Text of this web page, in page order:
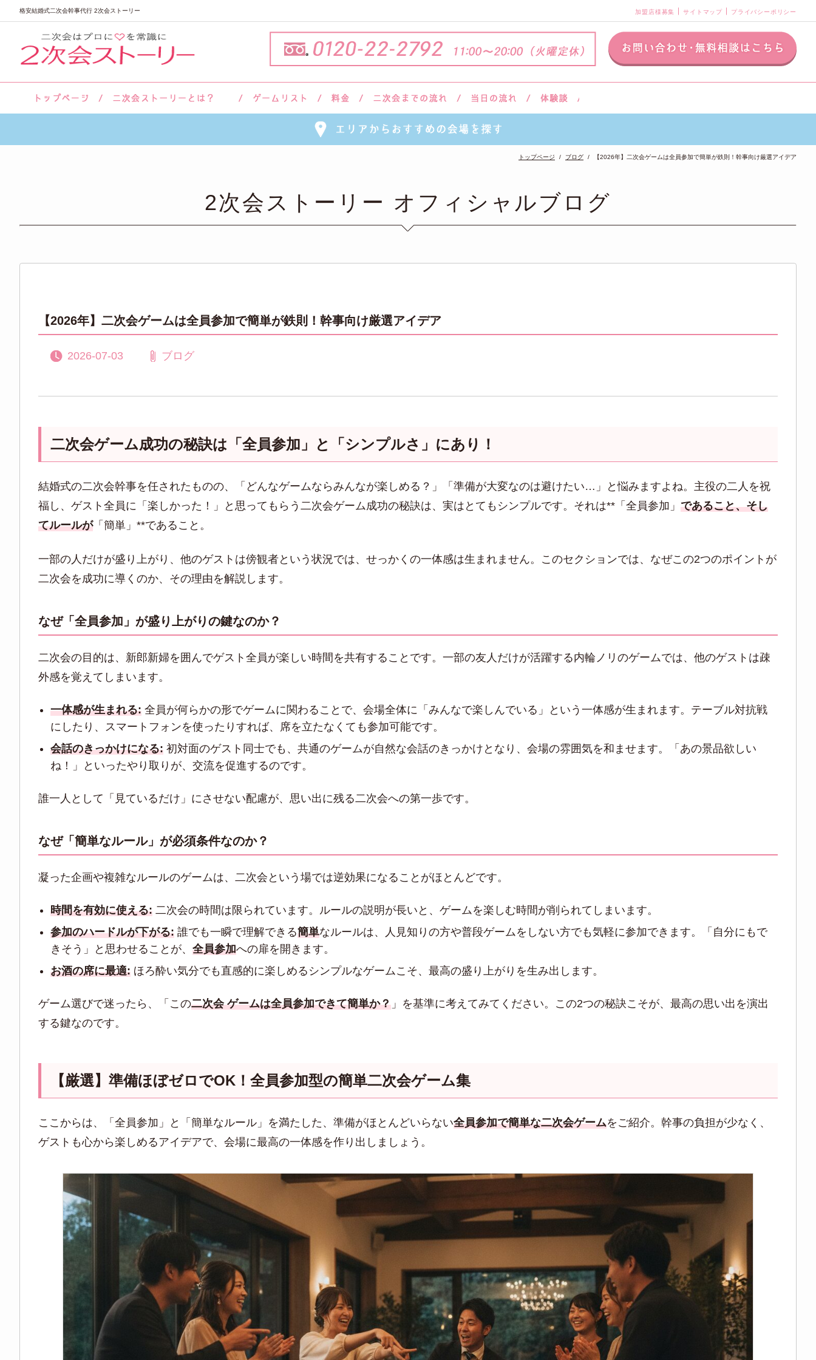
格安結婚式二次会幹事代行 2次会ストーリー 加盟店様募集 サイトマップ プライバシーポリシー
トップページ ブログ 【2026年】二次会ゲームは全員参加で簡単が鉄則！幹事向け厳選アイデア
2次会ストーリー オフィシャルブログ
【2026年】二次会ゲームは全員参加で簡単が鉄則！幹事向け厳選アイデア
2026-07-03 ブログ
二次会ゲーム成功の秘訣は「全員参加」と「シンプルさ」にあり！
結婚式の二次会幹事を任されたものの、「どんなゲームならみんなが楽しめる？」「準備が大変なのは避けたい…」と悩みますよね。主役の二人を祝
福し、ゲスト全員に「楽しかった！」と思ってもらう二次会ゲーム成功の秘訣は、実はとてもシンプルです。それは**「全員参加」 であること、そし
てルールが「簡単」**であること。
一部の人だけが盛り上がり、他のゲストは傍観者という状況では、せっかくの一体感は生まれません。このセクションでは、なぜこの2つのポイントが
二次会を成功に導くのか、その理由を解説します。
なぜ「全員参加」が盛り上がりの鍵なのか？
二次会の目的は、新郎新婦を囲んでゲスト全員が楽しい時間を共有することです。一部の友人だけが活躍する内輪ノリのゲームでは、他のゲストは疎
外感を覚えてしまいます。
一体感が生まれる: 全員が何らかの形でゲームに関わることで、会場全体に「みんなで楽しんでいる」という一体感が生まれます。テーブル対抗戦
にしたり、スマートフォンを使ったりすれば、席を立たなくても参加可能です。
会話のきっかけになる: 初対面のゲスト同士でも、共通のゲームが自然な会話のきっかけとなり、会場の雰囲気を和ませます。「あの景品欲しい
ね！」といったやり取りが、交流を促進するのです。
誰一人として「見ているだけ」にさせない配慮が、思い出に残る二次会への第一歩です。
なぜ「簡単なルール」が必須条件なのか？
凝った企画や複雑なルールのゲームは、二次会という場では逆効果になることがほとんどです。
時間を有効に使える: 二次会の時間は限られています。ルールの説明が長いと、ゲームを楽しむ時間が削られてしまいます。
参加のハードルが下がる: 誰でも一瞬で理解できる簡単なルールは、人見知りの方や普段ゲームをしない方でも気軽に参加できます。「自分にもで
きそう」と思わせることが、 全員参加への扉を開きます。
お酒の席に最適: ほろ酔い気分でも直感的に楽しめるシンプルなゲームこそ、最高の盛り上がりを生み出します。
ゲーム選びで迷ったら、「この二次会 ゲームは全員参加できて簡単か？ 」を基準に考えてみてください。この2つの秘訣こそが、最高の思い出を演出
する鍵なのです。
【厳選】準備ほぼゼロでOK！全員参加型の簡単二次会ゲーム集
ここからは、「全員参加」と「簡単なルール」を満たした、準備がほとんどいらない全員参加で簡単な二次会ゲームをご紹介。幹事の負担が少なく、
ゲストも心から楽しめるアイデアで、会場に最高の一体感を作り出しましょう。